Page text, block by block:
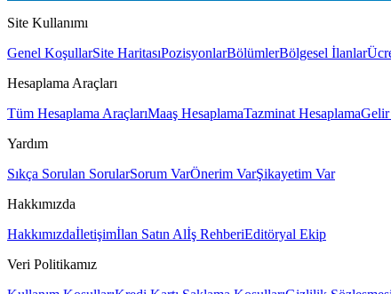
Site Kullanımı
Genel KoşullarSite HaritasıPozisyonlarBölümlerBölgesel İlanlar
Hesaplama Araçları
Tüm Hesaplama AraçlarıMaaş HesaplamaTazminat HesaplamaGelir
Yardım
Sıkça Sorulan SorularSorum VarÖnerim VarŞikayetim Var
Hakkımızda
Hakkımızdaİletişimİlan Satın Alİş RehberiEditöryal Ekip
Veri Politikamız